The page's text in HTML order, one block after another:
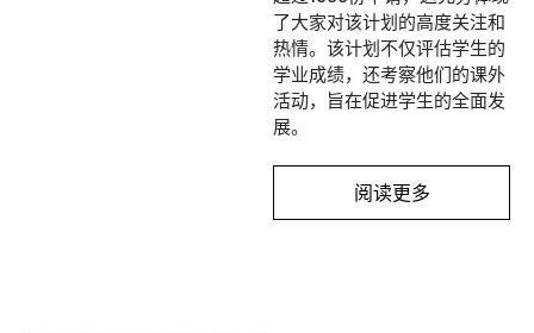
了大家对该计划的高度关注和
热情。该计划不仅评估学生的
学业成绩，还考察他们的课外
活动，旨在促进学生的全面发
展。
阅读更多